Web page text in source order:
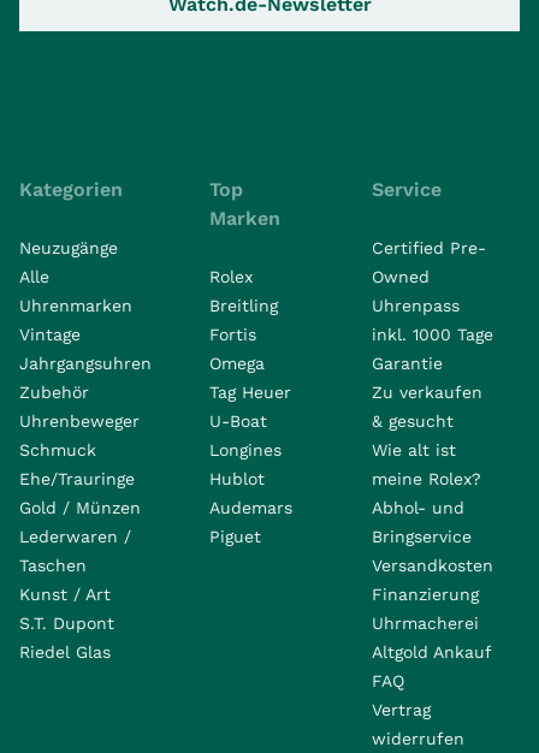
Kategorien
Neuzugänge
Alle
Uhrenmarken
Vintage
Jahrgangsuhren
Zubehör
Uhrenbeweger
Schmuck
Ehe/Trauringe
Gold / Münzen
Lederwaren /
Taschen
Kunst / Art
S.T. Dupont
Riedel Glas
Top
Marken
Rolex
Breitling
Fortis
Omega
Tag Heuer
U-Boat
Longines
Hublot
Audemars
Piguet
Service
Certified Pre-
Owned
Uhrenpass
inkl. 1000 Tage
Garantie
Zu verkaufen
& gesucht
Wie alt ist
meine Rolex?
Abhol- und
Bringservice
Versandkosten
Finanzierung
Uhrmacherei
Altgold Ankauf
FAQ
Vertrag
widerrufen